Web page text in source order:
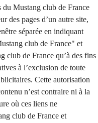
Mustang club de France
des pages d’un autre site,
séparée en indiquant
club de France" et
club de France qu’à des fins
à l’exclusion de toute
Cette autorisation
n’est contraire ni à la
où ces liens ne
club de France et